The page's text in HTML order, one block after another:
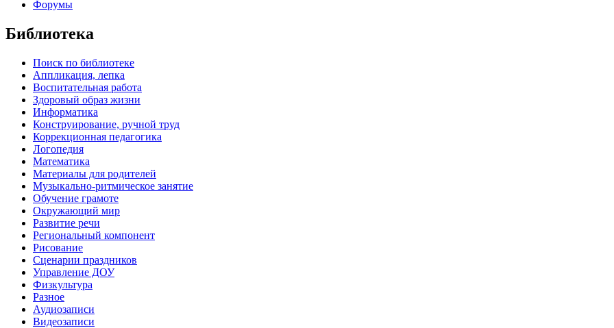
Форумы
Библиотека
Поиск по библиотеке
Аппликация, лепка
Воспитательная работа
Здоровый образ жизни
Информатика
Конструирование, ручной труд
Коррекционная педагогика
Логопедия
Математика
Материалы для родителей
Музыкально-ритмическое занятие
Обучение грамоте
Окружающий мир
Развитие речи
Региональный компонент
Рисование
Сценарии праздников
Управление ДОУ
Физкультура
Разное
Аудиозаписи
Видеозаписи